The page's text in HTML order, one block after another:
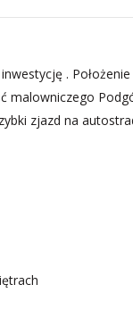
.
malowniczego
zjazd na